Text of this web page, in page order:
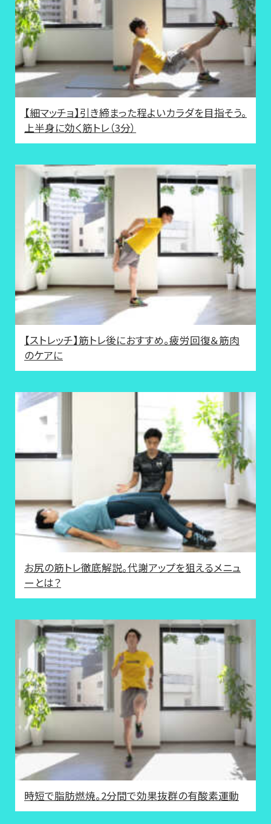
【細マッチョ】引き締まった程よいカラダを目指そう。
上半身に効く筋トレ（3分）
【ストレッチ】筋トレ後におすすめ。疲労回復＆筋肉
のケアに
お尻の筋トレ徹底解説。代謝アップを狙えるメニュ
ーとは？
時短で脂肪燃焼。2分間で効果抜群の有酸素運動